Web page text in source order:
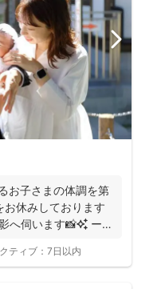
お子さまの体調を第
休みしております
へ伺います📸✨ ー
ティブ： 7日以内